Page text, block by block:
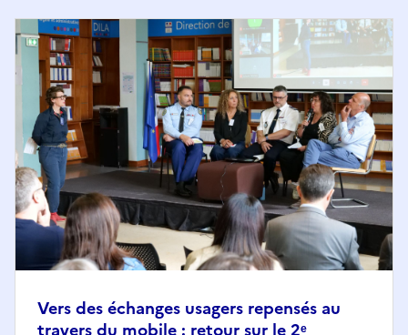
Vers des échanges usagers repensés au
travers du mobile : retour sur le 2ᵉ